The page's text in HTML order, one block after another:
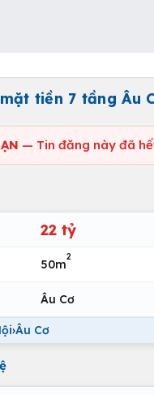
tiền 7 tầng Âu
— Tin đăng này đã
22 tỷ
50m
2
Âu Cơ
›Âu Cơ